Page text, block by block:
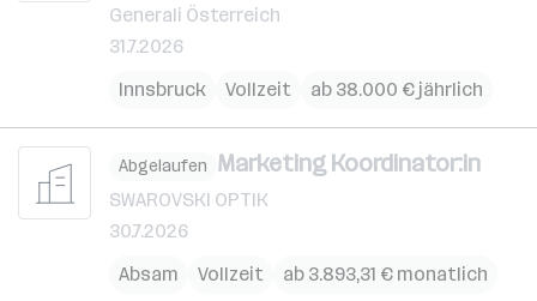
Generali Österreich
31.7.2026
Innsbruck
Vollzeit ab 38.000 € jährlich
Abgelaufen Marketing Koordinator:in
SWAROVSKI OPTIK
30.7.2026
Absam
Vollzeit ab 3.893,31 € monatlich